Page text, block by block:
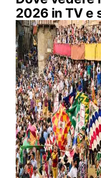
2026 in TV e